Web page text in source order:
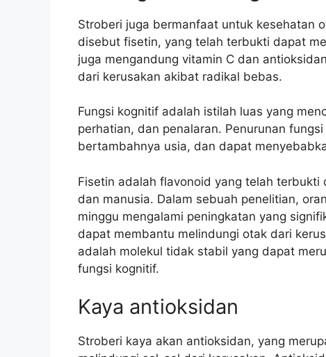
Stroberi juga bermanfaat untuk kesehatan
disebut fisetin, yang telah terbukti dapat
juga mengandung vitamin C dan
dari kerusakan akibat radikal bebas.
Fungsi kognitif adalah istilah luas yang
perhatian, dan penalaran. Penurunan
bertambahnya usia, dan dapat
Fisetin adalah flavonoid yang telah
dan manusia. Dalam sebuah penelitian,
minggu mengalami peningkatan yang
dapat membantu melindungi otak dari
adalah molekul tidak stabil yang dapat
fungsi kognitif.
Kaya antioksidan
Stroberi kaya akan antioksidan, yang